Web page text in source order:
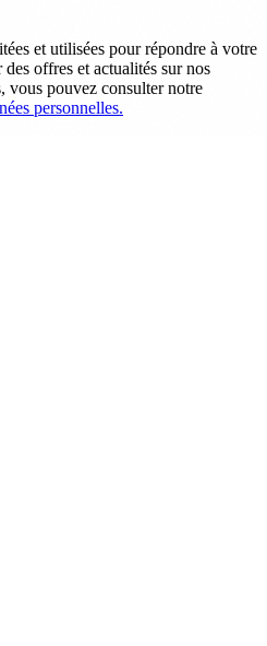
et utilisées pour répondre à votre
offres et actualités sur nos
vous pouvez consulter notre
personnelles.